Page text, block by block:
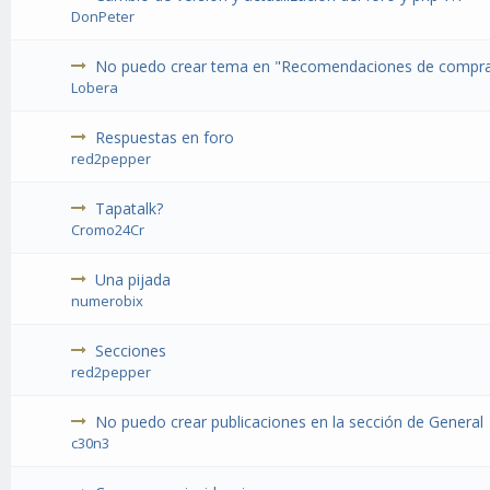
DonPeter
No puedo crear tema en "Recomendaciones de
Lobera
Respuestas en foro
red2pepper
Tapatalk?
Cromo24Cr
Una pijada
numerobix
Secciones
red2pepper
No puedo crear publicaciones en la sección de General
c30n3